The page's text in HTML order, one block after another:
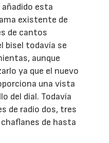
añadido esta
existente de
de cantos
bisel todavía se
aunque
ya que el nuevo
una vista
del dial. Todavía
de radio dos, tres
de hasta